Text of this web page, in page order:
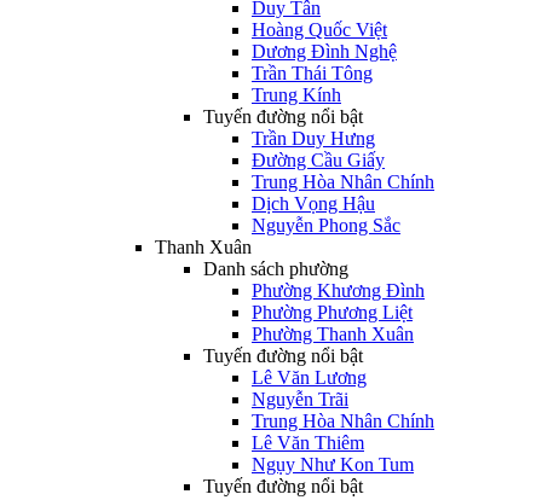
Duy Tân
Hoàng Quốc Việt
Dương Đình Nghệ
Trần Thái Tông
Trung Kính
Tuyến đường nổi bật
Trần Duy Hưng
Đường Cầu Giấy
Trung Hòa Nhân Chính
Dịch Vọng Hậu
Nguyễn Phong Sắc
Thanh Xuân
Danh sách phường
Phường Khương Đình
Phường Phương Liệt
Phường Thanh Xuân
Tuyến đường nổi bật
Lê Văn Lương
Nguyễn Trãi
Trung Hòa Nhân Chính
Lê Văn Thiêm
Ngụy Như Kon Tum
Tuyến đường nổi bật